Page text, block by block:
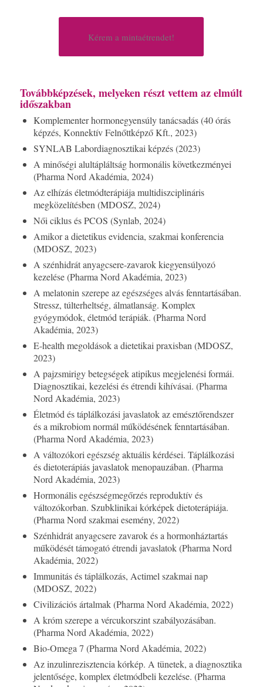
Kérem a mintaétrendet!
Továbbképzések, melyeken részt vettem az elmúlt
időszakban
Komplementer hormonegyensúly tanácsadás (40 órás
képzés, Konnektív Felnőttképző Kft., 2023)
SYNLAB Labordiagnosztikai képzés (2023)
A minőségi alultápláltság hormonális következményei
(Pharma Nord Akadémia, 2024)
Az elhízás életmódterápiája multidiszciplináris
megközelítésben (MDOSZ, 2024)
Női ciklus és PCOS (Synlab, 2024)
Amikor a dietetikus evidencia, szakmai konferencia
(MDOSZ, 2023)
A szénhidrát anyagcsere-zavarok kiegyensúlyozó
kezelése (Pharma Nord Akadémia, 2023)
A melatonin szerepe az egészséges alvás fenntartásában.
Stressz, túlterheltség, álmatlanság. Komplex
gyógymódok, életmód terápiák. (Pharma Nord
Akadémia, 2023)
E-health megoldások a dietetikai praxisban (MDOSZ,
2023)
A pajzsmirigy betegségek atipikus megjelenési formái.
Diagnosztikai, kezelési és étrendi kihívásai. (Pharma
Nord Akadémia, 2023)
Életmód és táplálkozási javaslatok az emésztőrendszer
és a mikrobiom normál működésének fenntartásában.
(Pharma Nord Akadémia, 2023)
A változókori egészség aktuális kérdései. Táplálkozási
és dietoterápiás javaslatok menopauzában. (Pharma
Nord Akadémia, 2023)
Hormonális egészségmegőrzés reproduktív és
változókorban. Szubklinikai kórképek dietoterápiája.
(Pharma Nord szakmai esemény, 2022)
Szénhidrát anyagcsere zavarok és a hormonháztartás
működését támogató étrendi javaslatok (Pharma Nord
Akadémia, 2022)
Immunitás és táplálkozás, Actimel szakmai nap
(MDOSZ, 2022)
Civilizációs ártalmak (Pharma Nord Akadémia, 2022)
A króm szerepe a vércukorszint szabályozásában.
(Pharma Nord Akadémia, 2022)
Bio-Omega 7 (Pharma Nord Akadémia, 2022)
Az inzulinrezisztencia kórkép. A tünetek, a diagnosztika
jelentősége, komplex életmódbeli kezelése. (Pharma